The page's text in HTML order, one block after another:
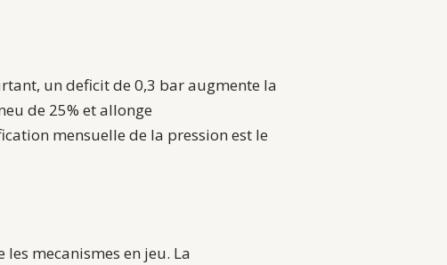
un deficit de 0,3 bar augmente la
de 25% et allonge
mensuelle de la pression est le
mecanismes en jeu. La